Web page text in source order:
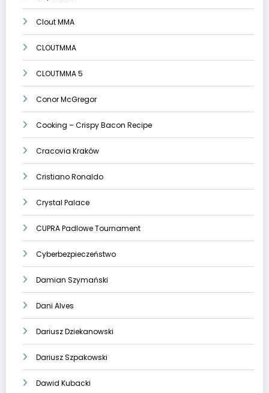
Clout MMA
CLOUTMMA
CLOUTMMA 5
Conor McGregor
Cooking – Crispy Bacon Recipe
Cracovia Kraków
Cristiano Ronaldo
Crystal Palace
CUPRA Padlowe Tournament
Cyberbezpieczeństwo
Damian Szymański
Dani Alves
Dariusz Dziekanowski
Dariusz Szpakowski
Dawid Kubacki